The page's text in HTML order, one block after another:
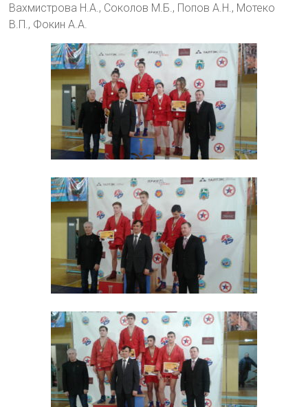
Вахмистрова Н.А., Соколов М.Б., Попов А.Н., Мотеко
В.П., Фокин А.А.